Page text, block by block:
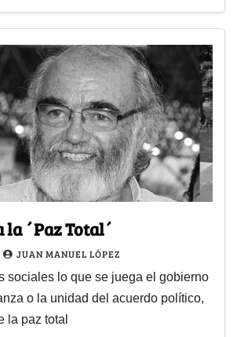
´Paz Total´
JUAN MANUEL LÓPEZ
sociales lo que se juega el gobierno
o la unidad del acuerdo político,
la paz total